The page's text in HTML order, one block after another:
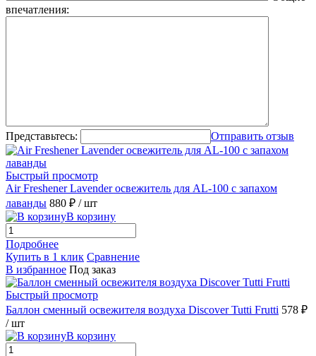
впечатления:
Представьтесь: Отправить отзыв
Быстрый просмотр
Air Freshener Lavender освежитель для AL-100 с запахом
лаванды 880 ₽ / шт
В корзину
Подробнее
Купить в 1 клик Сравнение
В избранное Под заказ
Быстрый просмотр
Баллон сменный освежителя воздуха Discover Tutti Frutti 578 ₽
/ шт
В корзину